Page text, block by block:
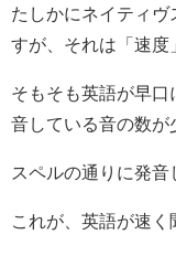
たしかにネイティ
すが、それは「速度
そもそも英語が早
音している音の数が
スペルの通りに発音
これが、英語が速く